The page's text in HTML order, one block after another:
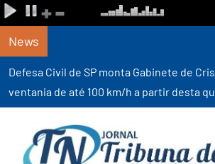
News
Defesa Civil de SP monta Gabinete de
ventania de até 100 km/h a partir desta